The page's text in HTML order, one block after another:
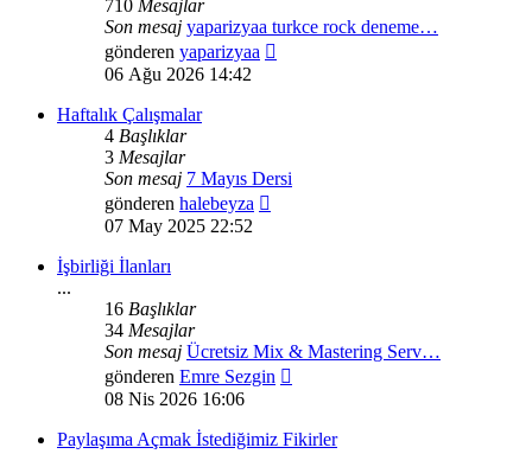
710 Mesajlar
Son mesaj yaparizyaa turkce rock deneme…
gönderen yaparizyaa
06 Ağu 2026 14:42
Haftalık Çalışmalar
4 Başlıklar
3 Mesajlar
Son mesaj 7 Mayıs Dersi
gönderen halebeyza
07 May 2025 22:52
İşbirliği İlanları
...
16 Başlıklar
34 Mesajlar
Son mesaj Ücretsiz Mix & Mastering Serv…
gönderen Emre Sezgin
08 Nis 2026 16:06
Paylaşıma Açmak İstediğimiz Fikirler